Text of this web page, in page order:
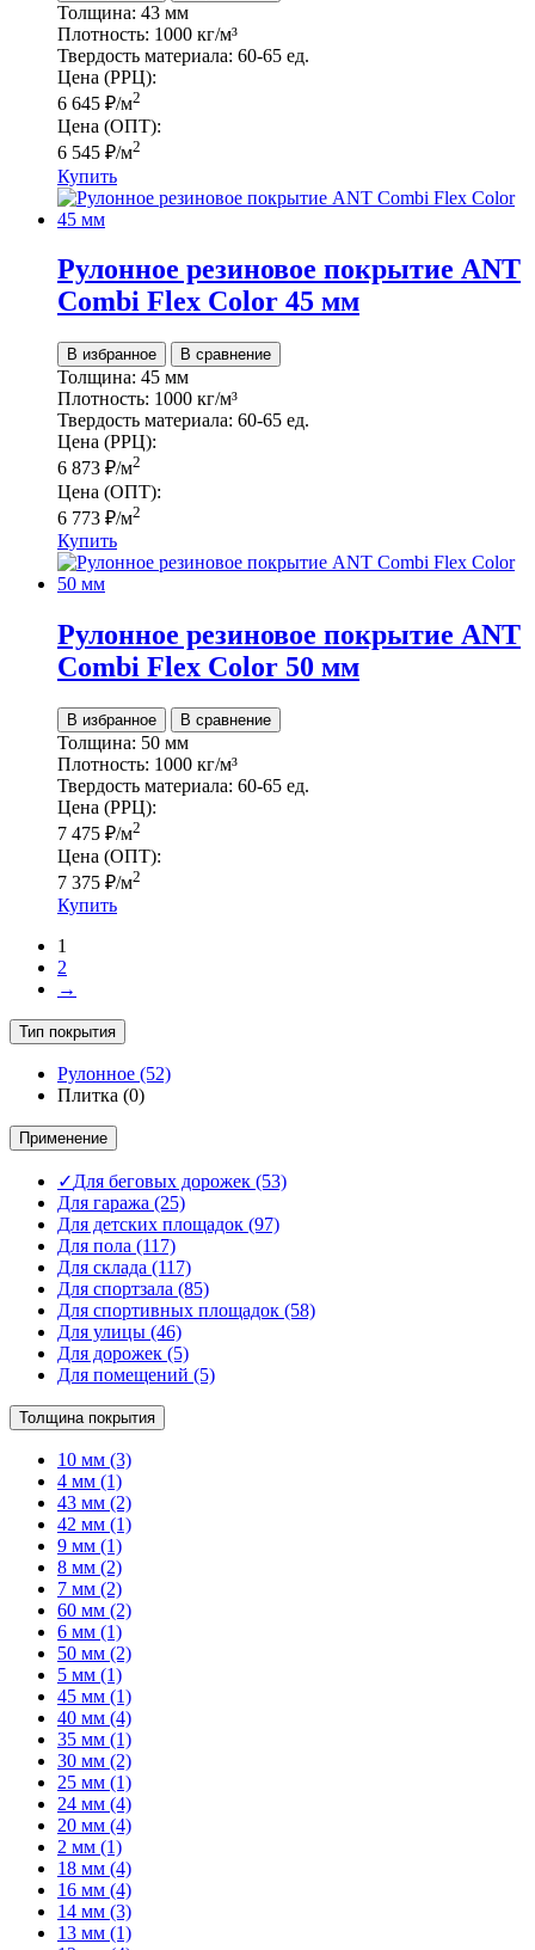
Толщина: 43 мм
Плотность: 1000 кг/м³
Твердость материала: 60-65 ед.
Цена (РРЦ):
6 645 ₽/м2
Цена (ОПТ):
6 545 ₽/м2
Купить
Рулонное резиновое покрытие ANT
Сombi Flex Color 45 мм
В избранное В сравнение
Толщина: 45 мм
Плотность: 1000 кг/м³
Твердость материала: 60-65 ед.
Цена (РРЦ):
6 873 ₽/м2
Цена (ОПТ):
6 773 ₽/м2
Купить
Рулонное резиновое покрытие ANT
Сombi Flex Color 50 мм
В избранное В сравнение
Толщина: 50 мм
Плотность: 1000 кг/м³
Твердость материала: 60-65 ед.
Цена (РРЦ):
7 475 ₽/м2
Цена (ОПТ):
7 375 ₽/м2
Купить
1
2
→
Тип покрытия
Рулонное (52)
Плитка (0)
Применение
✓Для беговых дорожек (53)
Для гаража (25)
Для детских площадок (97)
Для пола (117)
Для склада (117)
Для спортзала (85)
Для спортивных площадок (58)
Для улицы (46)
Для дорожек (5)
Для помещений (5)
Толщина покрытия
10 мм (3)
4 мм (1)
43 мм (2)
42 мм (1)
9 мм (1)
8 мм (2)
7 мм (2)
60 мм (2)
6 мм (1)
50 мм (2)
5 мм (1)
45 мм (1)
40 мм (4)
35 мм (1)
30 мм (2)
25 мм (1)
24 мм (4)
20 мм (4)
2 мм (1)
18 мм (4)
16 мм (4)
14 мм (3)
13 мм (1)